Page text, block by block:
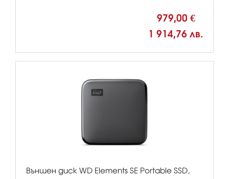
979,00 €
1 914,76 лв.
Външен диск WD Elements SE Portable SSD,